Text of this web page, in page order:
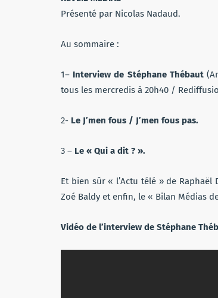
Présenté par Nicolas Nadaud.
Au sommaire :
1– Interview de Stéphane Thébaut
tous les mercredis à 20h40 /
2- Le J’men fous / J’men fous pas.
3 – Le « Qui a dit ? ».
Et bien sûr « l’Actu télé » de Raphaël
Zoé Baldy et enfin, le « Bilan Médias
Vidéo de l’interview de Stéphane